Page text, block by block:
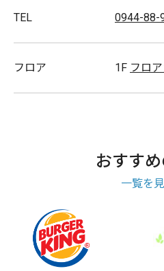
TEL 0944-88-
フロア 1F フロ
おすす
一覧を